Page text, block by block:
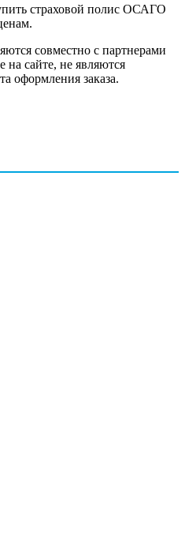
страховой полис ОСАГО
совместно с партнерами
сайте, не являются
оформления заказа.